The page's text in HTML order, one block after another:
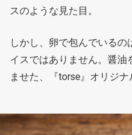
スのような見た目。
しかし、卵で包んでいる
イスではありません。醤
ませた、『torse』オリジナ